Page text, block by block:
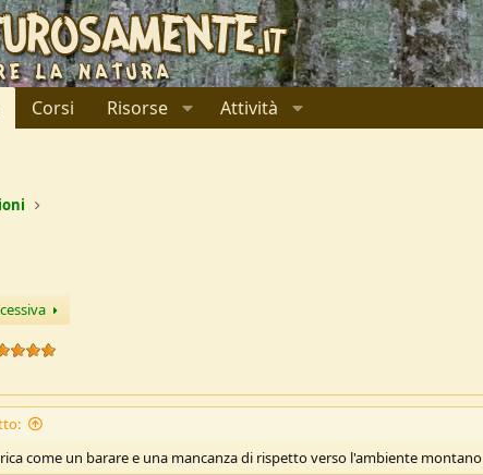
Corsi Risorse Attività
come un barare e una mancanza di rispetto verso l'ambiente montano